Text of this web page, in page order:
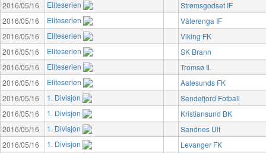
2016/05/16 Eliteserien
Strømsgodset IF
2016/05/16
Eliteserien
Vålerenga IF
2016/05/16
Eliteserien
Viking FK
2016/05/16
Eliteserien
SK Brann
2016/05/16
Eliteserien
Tromsø IL
2016/05/16
Eliteserien
Aalesunds FK
2016/05/16
1. Divisjon
Sandefjord Fotball
2016/05/16
1. Divisjon
Kristiansund BK
2016/05/16
1. Divisjon
Sandnes Ulf
2016/05/16
1. Divisjon
Levanger FK